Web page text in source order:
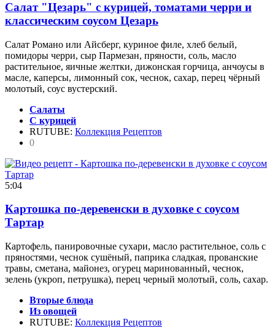
Салат "Цезарь" с курицей, томатами черри и
классическим соусом Цезарь
Салат Романо или Айсберг, куриное филе, хлеб белый,
помидоры черри, сыр Пармезан, пряности, соль, масло
растительное, яичные желтки, дижонская горчица, анчоусы в
масле, каперсы, лимонный сок, чеснок, сахар, перец чёрный
молотый, соус вустерский.
Салаты
С курицей
RUTUBE: Коллекция Рецептов
0
5:04
Картошка по-деревенски в духовке с соусом
Тартар
Картофель, панировочные сухари, масло растительное, соль с
пряностями, чеснок сушёный, паприка сладкая, прованские
травы, сметана, майонез, огурец маринованный, чеснок,
зелень (укроп, петрушка), перец черный молотый, соль, сахар.
Вторые блюда
Из овощей
RUTUBE: Коллекция Рецептов